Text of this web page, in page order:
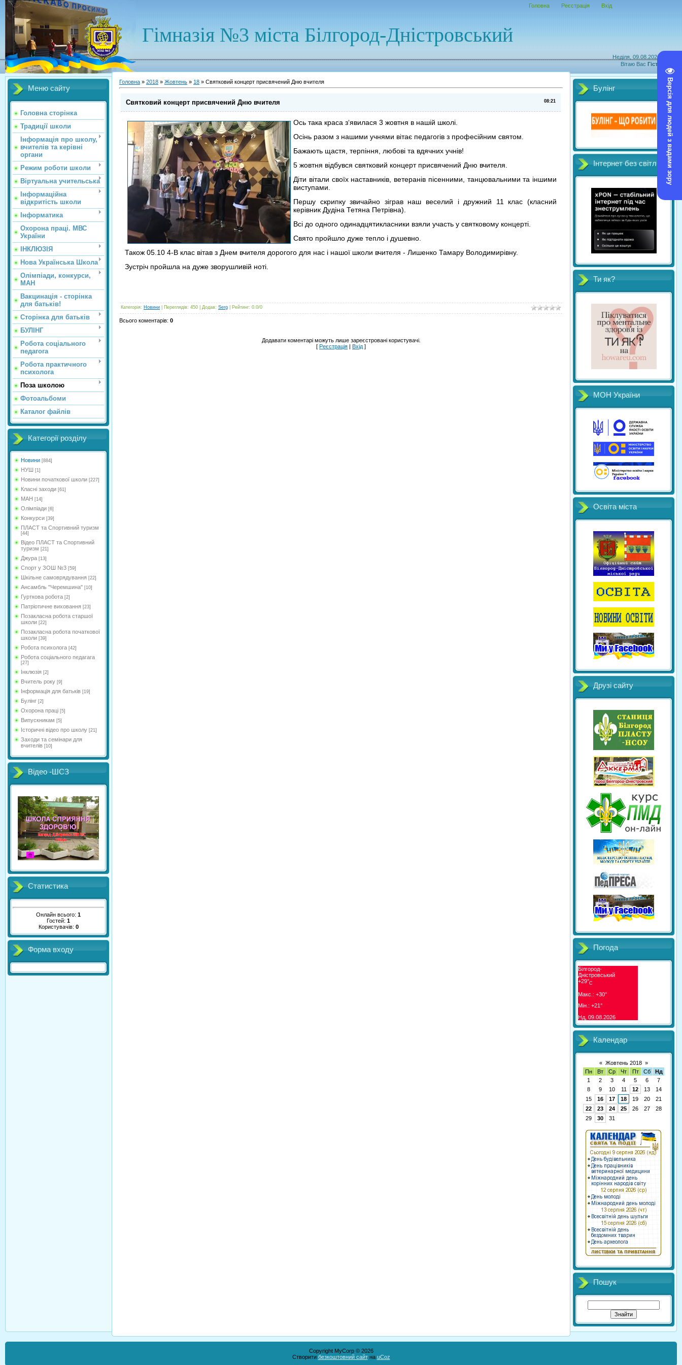
Версія для людей з вадами зору
Неділя, 09.08.2026, 14:52
Вітаю Вас Гість
Гімназія №3 міста Білгород-Дністровський
Головна Реєстрація Вхід
Меню сайту
Головна сторінка
Традиції школи
Інформація про школу,
вчителів та керівні
органи
Режим роботи школи
Віртуальна учительська
Інформаційна
відкритість школи
Інформатика
Охорона праці. МВС
України
ІНКЛЮЗІЯ
Нова Українська Школа
Олімпіади, конкурси,
МАН
Вакцинація - сторінка
для батьків!
Сторінка для батьків
БУЛІНГ
Робота соціального
педагога
Робота практичного
психолога
Поза школою
Фотоальбоми
Каталог файлів
Категорії розділу
Новини [884]
НУШ [1]
Новини початкової школи [227]
Класні заходи [61]
МАН [14]
Олімпіади [6]
Конкурси [39]
ПЛАСТ та Спортивний туризм
[44]
Відео ПЛАСТ та Спортивний
туризм [21]
Джура [13]
Спорт у ЗОШ №3 [59]
Шкільне самоврядування [22]
Ансамбль "Черемшина" [10]
Гурткова робота [2]
Патріотичне виховання [23]
Позакласна робота старшої
школи [22]
Позакласна робота початкової
школи [39]
Робота психолога [42]
Робота соціального педагага
[27]
Інклюзія [2]
Вчитель року [9]
Інформація для батьків [19]
Булінг [2]
Охорона праці [5]
Випускникам [5]
Історичні відео про школу [21]
Заходи та семінари для
вчителів [10]
Відео -ШСЗ
Статистика
Онлайн всього: 1
Гостей: 1
Користувачів: 0
Форма входу
Головна » 2018 » Жовтень » 18 » Святковий концерт присвячений Дню вчителя
08:21
Святковий концерт присвячений Дню вчителя
Ось така краса з‘явилася 3 жовтня в нашій школі.
Осінь разом з нашими учнями вітає педагогів з професійним святом.
Бажають щастя, терпіння, любові та вдячних учнів!
5 жовтня відбувся святковий концерт присвячений Дню вчителя.
Діти вітали своїх наставників, ветеранів пісенними, танцювальними та іншими
виступами.
Першу скрипку звичайно зіграв наш веселий і дружний 11 клас (класний
керівник Дудіна Тетяна Петрівна).
Всі до одного одинадцятикласники взяли участь у святковому концерті.
Свято пройшло дуже тепло і душевно.
Також 05.10 4-В клас вітав з Днем вчителя дорогого для нас і нашої школи вчителя - Лишенко Тамару Володимирівну.
Зустріч пройшла на дуже зворушливій ноті.
Категорія: Новини Переглядів: 450 | Додав: Serg Рейтинг: 0.0/0
Всього коментарів: 0
Додавати коментарі можуть лише зареєстровані користувачі.
[ Реєстрація | Вхід ]
Булінг
Інтернет без світл
Ти як?
МОН України
Освіта міста
Друзі сайту
Погода
Білгород-
Дністровський
+29°C
Макс.: +30°
Мін.: +21°
Нд, 09.08.2026
Календар
« Жовтень 2018 »
Пн
Вт Ср Чт Пт Сб
Нд
1
2 3 4 5 6
7
8
9 10 11 12 13
14
15
16 17 18 19 20
21
22
23 24 25 26 27
28
29
30 31
Пошук
Copyright MyCorp © 2026
Створити безкоштовний сайтна uCoz